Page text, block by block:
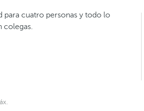
para cuatro personas y todo lo
colegas.